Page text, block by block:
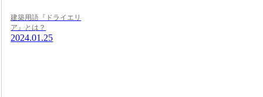
建築用語『ドライエリ
ア』とは？
2024.01.25